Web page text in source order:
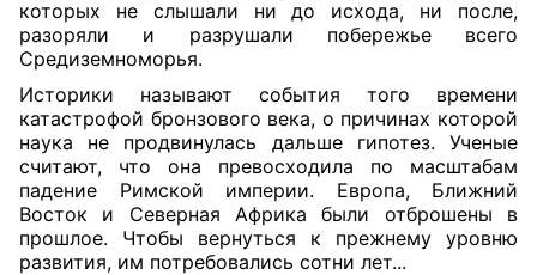
которых не слышали ни до исхода, ни после,
разоряли и разрушали побережье всего
Средиземноморья.
Историки называют события того времени
катастрофой бронзового века, о причинах которой
наука не продвинулась дальше гипотез. Ученые
считают, что она превосходила по масштабам
падение Римской империи. Европа, Ближний
Восток и Северная Африка были отброшены в
прошлое. Чтобы вернуться к прежнему уровню
развития, им потребовались сотни лет...